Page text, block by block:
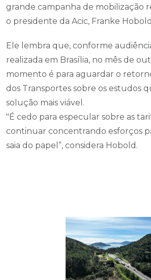
grande campanha de mobilização
o presidente da Acic, Franke
Ele lembra que, conforme
realizada em Brasília, no mês de
momento é para aguardar o
dos Transportes sobre os estudos
solução mais viável.
"É cedo para especular sobre as
continuar concentrando esforços
saia do papel”, considera Hobold.